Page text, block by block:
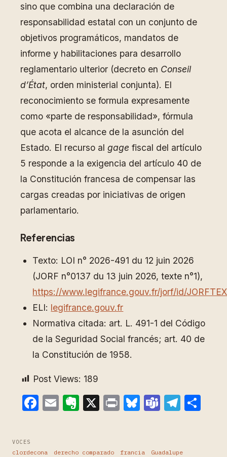
sino que combina una declaración de
responsabilidad estatal con un conjunto de
objetivos programáticos, mandatos de
informe y habilitaciones para desarrollo
reglamentario ulterior (decreto en Conseil
d’État, orden ministerial conjunta). El
reconocimiento se formula expresamente
como «parte de responsabilidad», fórmula
que acota el alcance de la asunción del
Estado. El recurso al gage fiscal del artículo
5 responde a la exigencia del artículo 40 de
la Constitución francesa de compensar las
cargas creadas por iniciativas de origen
parlamentario.
Referencias
Texto: LOI n° 2026-491 du 12 juin 2026
(JORF n°0137 du 13 juin 2026, texte n°1),
https://www.legifrance.gouv.fr/jorf/id/
ELI: legifrance.gouv.fr
Normativa citada: art. L. 491-1 del Código
de la Seguridad Social francés; art. 40 de
la Constitución de 1958.
Post Views: 189
Facebook
EmailEvernote
X PrintBluesky
Teams
VOCES
clordecona derecho comparado francia
Guadalupe